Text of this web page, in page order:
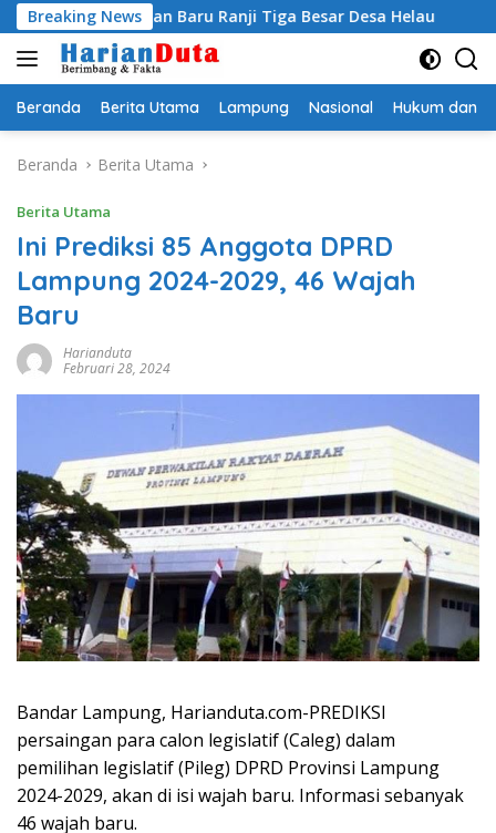
Langsung
ke
konten
Breaking News
Baru Ranji Tiga Besar Desa Helau Komitmen
Beranda Berita Utama Lampung Nasional Hukum dan
Beranda Berita Utama
Berita Utama
Ini Prediksi 85 Anggota DPRD
Lampung 2024-2029, 46 Wajah
Baru
Harianduta
Februari 28, 2024
Bandar Lampung, Harianduta.com-PREDIKSI
persaingan para calon legislatif (Caleg) dalam
pemilihan legislatif (Pileg) DPRD Provinsi Lampung
2024-2029, akan di isi wajah baru. Informasi sebanyak
46 wajah baru.